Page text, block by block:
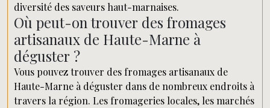
diversité des saveurs haut-marnaises.
Où peut-on trouver des fromages
artisanaux de Haute-Marne à
déguster ?
Vous pouvez trouver des fromages artisanaux de
Haute-Marne à déguster dans de nombreux endroits à
travers la région. Les fromageries locales, les marchés